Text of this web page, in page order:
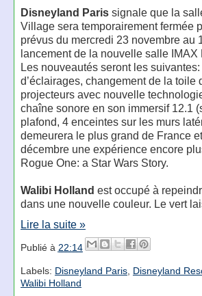
Disneyland Parissignale que la
Village sera temporairement fermée
prévus du mercredi 23 novembre au
lancement de la nouvelle salle
Les nouveautés seront les
d’éclairages, changement de la toile
projecteurs avec nouvelle
chaîne sonore en son immersif 12.1
plafond, 4 enceintes sur les murs
demeurera le plus grand de France
décembre une expérience encore
Rogue One: a Star Wars Story.
Walibi Holland est occupé à
dans une nouvelle couleur. Le vert
Lire la suite »
Publié à 22:14
Labels: Disneyland Paris, Disneyland
Walibi Holland